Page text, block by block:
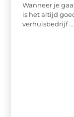
Wanneer je
is het altijd
verhuisbedrijf ...